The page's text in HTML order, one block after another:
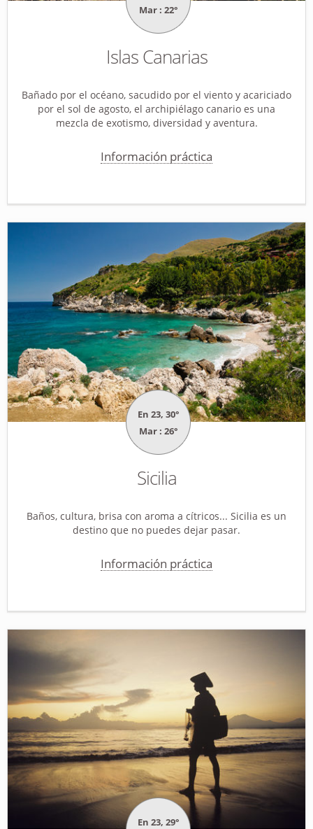
Mar : 22°
Islas Canarias
Bañado por el océano, sacudido por el viento y acariciado
por el sol de agosto, el archipiélago canario es una
mezcla de exotismo, diversidad y aventura.
Información práctica
En 23, 30°
Mar : 26°
Sicilia
Baños, cultura, brisa con aroma a cítricos... Sicilia es un
destino que no puedes dejar pasar.
Información práctica
En 23, 29°